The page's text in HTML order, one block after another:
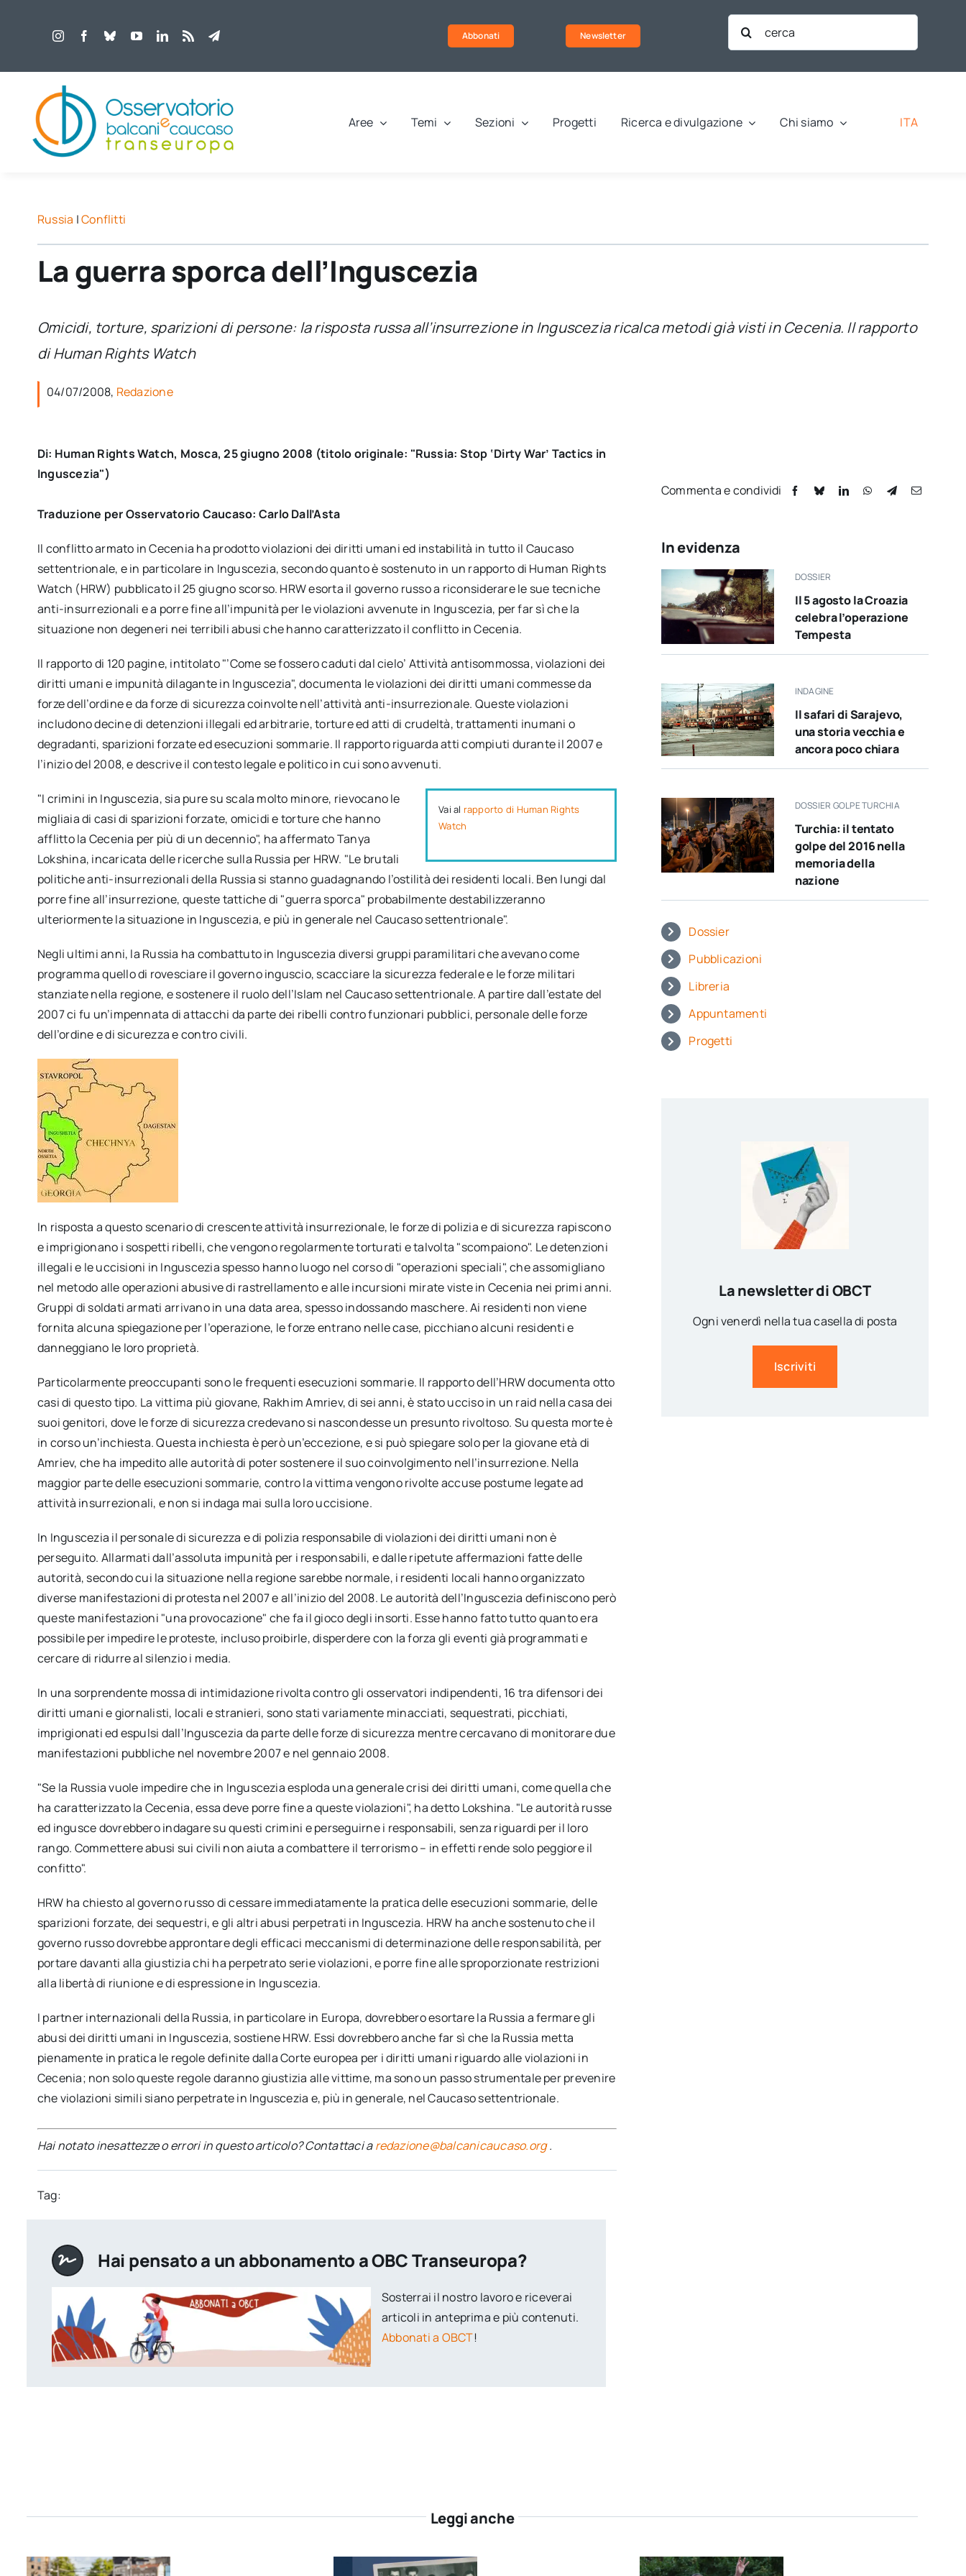
Abbonati Newsletter
Cerca
per:
Aree Temi Sezioni Progetti Ricerca e divulgazione Chi siamo ITA
Russia |Conflitti
La guerra sporca dell’Inguscezia
Omicidi, torture, sparizioni di persone: la risposta russa all’insurrezione in Inguscezia ricalca metodi già visti in Cecenia. Il rapporto
di Human Rights Watch
04/07/2008, Redazione
Di: Human Rights Watch, Mosca, 25 giugno 2008 (titolo originale: "Russia: Stop ‘Dirty War’ Tactics in
Inguscezia")
Traduzione per Osservatorio Caucaso: Carlo Dall’Asta
Il conflitto armato in Cecenia ha prodotto violazioni dei diritti umani ed instabilità in tutto il Caucaso
settentrionale, e in particolare in Inguscezia, secondo quanto è sostenuto in un rapporto di Human Rights
Watch (HRW) pubblicato il 25 giugno scorso. HRW esorta il governo russo a riconsiderare le sue tecniche
anti-insurrezionali e a porre fine all’impunità per le violazioni avvenute in Inguscezia, per far sì che la
situazione non degeneri nei terribili abusi che hanno caratterizzato il conflitto in Cecenia.
Il rapporto di 120 pagine, intitolato "’Come se fossero caduti dal cielo’ Attività antisommossa, violazioni dei
diritti umani e impunità dilagante in Inguscezia", documenta le violazioni dei diritti umani commesse da
forze dell’ordine e da forze di sicurezza coinvolte nell’attività anti-insurrezionale. Queste violazioni
includono decine di detenzioni illegali ed arbitrarie, torture ed atti di crudeltà, trattamenti inumani o
degradanti, sparizioni forzate ed esecuzioni sommarie. Il rapporto riguarda atti compiuti durante il 2007 e
l’inizio del 2008, e descrive il contesto legale e politico in cui sono avvenuti.
Vai al rapporto di Human Rights
Watch
"I crimini in Inguscezia, sia pure su scala molto minore, rievocano le
migliaia di casi di sparizioni forzate, omicidi e torture che hanno
afflitto la Cecenia per più di un decennio", ha affermato Tanya
Lokshina, incaricata delle ricerche sulla Russia per HRW. "Le brutali
politiche anti-insurrezionali della Russia si stanno guadagnando l’ostilità dei residenti locali. Ben lungi dal
porre fine all’insurrezione, queste tattiche di "guerra sporca" probabilmente destabilizzeranno
ulteriormente la situazione in Inguscezia, e più in generale nel Caucaso settentrionale".
Negli ultimi anni, la Russia ha combattuto in Inguscezia diversi gruppi paramilitari che avevano come
programma quello di rovesciare il governo inguscio, scacciare la sicurezza federale e le forze militari
stanziate nella regione, e sostenere il ruolo dell’Islam nel Caucaso settentrionale. A partire dall’estate del
2007 ci fu un’impennata di attacchi da parte dei ribelli contro funzionari pubblici, personale delle forze
dell’ordine e di sicurezza e contro civili.
In risposta a questo scenario di crescente attività insurrezionale, le forze di polizia e di sicurezza rapiscono
e imprigionano i sospetti ribelli, che vengono regolarmente torturati e talvolta "scompaiono". Le detenzioni
illegali e le uccisioni in Inguscezia spesso hanno luogo nel corso di "operazioni speciali", che assomigliano
nel metodo alle operazioni abusive di rastrellamento e alle incursioni mirate viste in Cecenia nei primi anni.
Gruppi di soldati armati arrivano in una data area, spesso indossando maschere. Ai residenti non viene
fornita alcuna spiegazione per l’operazione, le forze entrano nelle case, picchiano alcuni residenti e
danneggiano le loro proprietà.
Particolarmente preoccupanti sono le frequenti esecuzioni sommarie. Il rapporto dell’HRW documenta otto
casi di questo tipo. La vittima più giovane, Rakhim Amriev, di sei anni, è stato ucciso in un raid nella casa dei
suoi genitori, dove le forze di sicurezza credevano si nascondesse un presunto rivoltoso. Su questa morte è
in corso un’inchiesta. Questa inchiesta è però un’eccezione, e si può spiegare solo per la giovane età di
Amriev, che ha impedito alle autorità di poter sostenere il suo coinvolgimento nell’insurrezione. Nella
maggior parte delle esecuzioni sommarie, contro la vittima vengono rivolte accuse postume legate ad
attività insurrezionali, e non si indaga mai sulla loro uccisione.
In Inguscezia il personale di sicurezza e di polizia responsabile di violazioni dei diritti umani non è
perseguito. Allarmati dall’assoluta impunità per i responsabili, e dalle ripetute affermazioni fatte delle
autorità, secondo cui la situazione nella regione sarebbe normale, i residenti locali hanno organizzato
diverse manifestazioni di protesta nel 2007 e all’inizio del 2008. Le autorità dell’Inguscezia definiscono però
queste manifestazioni "una provocazione" che fa il gioco degli insorti. Esse hanno fatto tutto quanto era
possibile per impedire le proteste, incluso proibirle, disperdere con la forza gli eventi già programmati e
cercare di ridurre al silenzio i media.
In una sorprendente mossa di intimidazione rivolta contro gli osservatori indipendenti, 16 tra difensori dei
diritti umani e giornalisti, locali e stranieri, sono stati variamente minacciati, sequestrati, picchiati,
imprigionati ed espulsi dall’Inguscezia da parte delle forze di sicurezza mentre cercavano di monitorare due
manifestazioni pubbliche nel novembre 2007 e nel gennaio 2008.
"Se la Russia vuole impedire che in Inguscezia esploda una generale crisi dei diritti umani, come quella che
ha caratterizzato la Cecenia, essa deve porre fine a queste violazioni", ha detto Lokshina. "Le autorità russe
ed ingusce dovrebbero indagare su questi crimini e perseguirne i responsabili, senza riguardi per il loro
rango. Commettere abusi sui civili non aiuta a combattere il terrorismo – in effetti rende solo peggiore il
confitto".
HRW ha chiesto al governo russo di cessare immediatamente la pratica delle esecuzioni sommarie, delle
sparizioni forzate, dei sequestri, e gli altri abusi perpetrati in Inguscezia. HRW ha anche sostenuto che il
governo russo dovrebbe approntare degli efficaci meccanismi di determinazione delle responsabilità, per
portare davanti alla giustizia chi ha perpetrato serie violazioni, e porre fine alle sproporzionate restrizioni
alla libertà di riunione e di espressione in Inguscezia.
I partner internazionali della Russia, in particolare in Europa, dovrebbero esortare la Russia a fermare gli
abusi dei diritti umani in Inguscezia, sostiene HRW. Essi dovrebbero anche far sì che la Russia metta
pienamente in pratica le regole definite dalla Corte europea per i diritti umani riguardo alle violazioni in
Cecenia; non solo queste regole daranno giustizia alle vittime, ma sono un passo strumentale per prevenire
che violazioni simili siano perpetrate in Inguscezia e, più in generale, nel Caucaso settentrionale.
Hai notato inesattezze o errori in questo articolo? Contattaci aredazione@balcanicaucaso.org.
Tag:
Commenta e condividi
In evidenza
DOSSIER
Il 5 agosto la Croazia
celebra l’operazione
Tempesta
INDAGINE
Il safari di Sarajevo,
una storia vecchia e
ancora poco chiara
DOSSIER GOLPE TURCHIA
Turchia: il tentato
golpe del 2016 nella
memoria della
nazione
Dossier
Pubblicazioni
Libreria
Appuntamenti
Progetti
La newsletter di OBCT
Ogni venerdì nella tua casella di posta
Iscriviti
Hai pensato a un abbonamento a OBC Transeuropa?
Sosterrai il nostro lavoro e riceverai
articoli in anteprima e più contenuti.
Abbonati a OBCT!
Leggi anche